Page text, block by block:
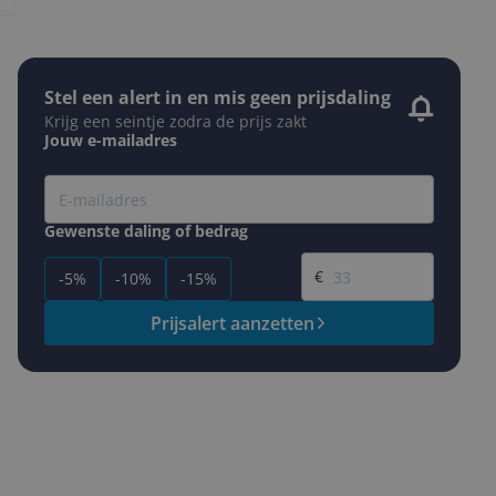
Stel een alert in en mis geen prijsdaling
Krijg een seintje zodra de prijs zakt
Jouw e-mailadres
Gewenste daling of bedrag
-5% -10% -15%
Gewenste prijs
€
Prijsalert aanzetten